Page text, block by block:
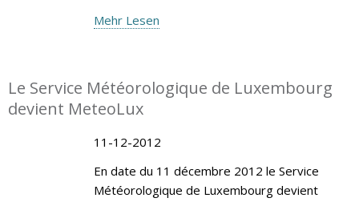
Mehr Lesen
Le Service Météorologique de Luxembourg
devient MeteoLux
11-12-2012
En date du 11 décembre 2012 le Service
Météorologique de Luxembourg devient